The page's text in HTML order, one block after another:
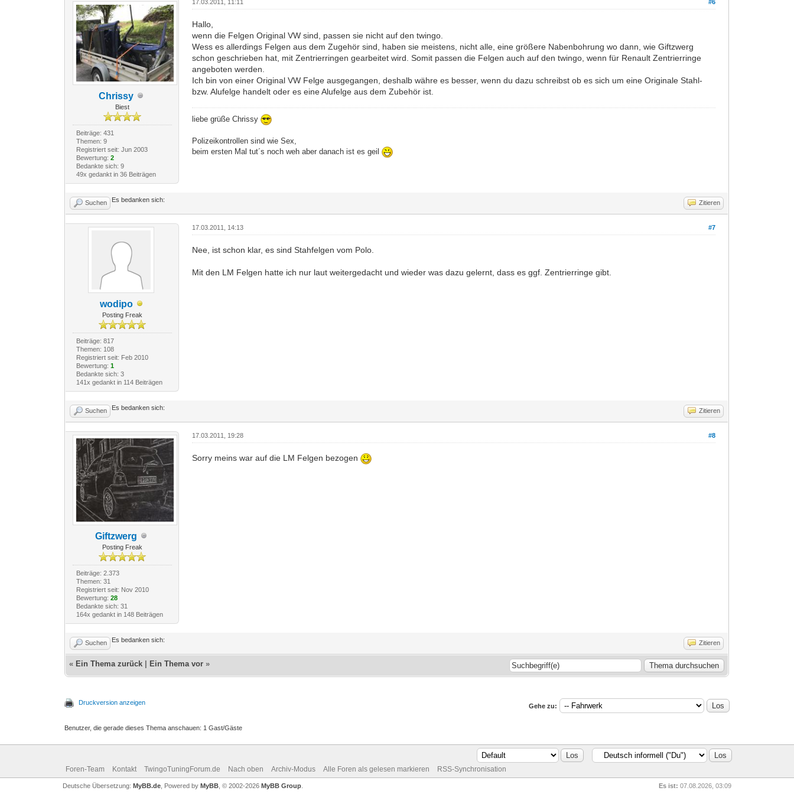
Chrissy
Biest
Beiträge: 431
Themen: 9
Registriert seit: Jun 2003
Bewertung: 2
Bedankte sich: 9
49x gedankt in 36 Beiträgen
#6
17.03.2011, 11:11
Hallo,
wenn die Felgen Original VW sind, passen sie nicht auf den twingo.
Wess es allerdings Felgen aus dem Zugehör sind, haben sie meistens, nicht alle, eine größere Nabenbohrung wo dann, wie Giftzwerg
schon geschrieben hat, mit Zentrierringen gearbeitet wird. Somit passen die Felgen auch auf den twingo, wenn für Renault Zentrierringe
angeboten werden.
Ich bin von einer Original VW Felge ausgegangen, deshalb währe es besser, wenn du dazu schreibst ob es sich um eine Originale Stahl-
bzw. Alufelge handelt oder es eine Alufelge aus dem Zubehör ist.
liebe grüße Chrissy
Polizeikontrollen sind wie Sex,
beim ersten Mal tut´s noch weh aber danach ist es geil
Suchen Zitieren
Es bedanken sich:
wodipo
Posting Freak
Beiträge: 817
Themen: 108
Registriert seit: Feb 2010
Bewertung: 1
Bedankte sich: 3
141x gedankt in 114 Beiträgen
#7
17.03.2011, 14:13
Nee, ist schon klar, es sind Stahfelgen vom Polo.
Mit den LM Felgen hatte ich nur laut weitergedacht und wieder was dazu gelernt, dass es ggf. Zentrierringe gibt.
Suchen Zitieren
Es bedanken sich:
Giftzwerg
Posting Freak
Beiträge: 2.373
Themen: 31
Registriert seit: Nov 2010
Bewertung: 28
Bedankte sich: 31
164x gedankt in 148 Beiträgen
#8
17.03.2011, 19:28
Sorry meins war auf die LM Felgen bezogen
Suchen Zitieren
Es bedanken sich:
« Ein Thema zurück Ein Thema vor »
Druckversion anzeigen Gehe zu:
Benutzer, die gerade dieses Thema anschauen: 1 Gast/Gäste
Foren-Team Kontakt TwingoTuningForum.de Nach oben Archiv-Modus Alle Foren als gelesen markieren RSS-Synchronisation
Es ist: 07.08.2026, 03:09
Deutsche Übersetzung: MyBB.de, Powered by MyBB, © 2002-2026 MyBB Group.